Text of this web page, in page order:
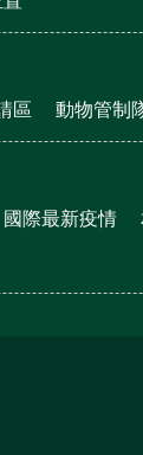
區 動物管制
國際最新疫情